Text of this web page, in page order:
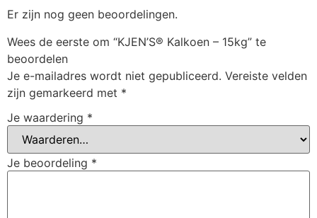
Er zijn nog geen beoordelingen.
Wees de eerste om “KJEN’S® Kalkoen – 15kg” te
beoordelen
Je e-mailadres wordt niet gepubliceerd. Vereiste velden
zijn gemarkeerd met *
Je waardering *
Je beoordeling *